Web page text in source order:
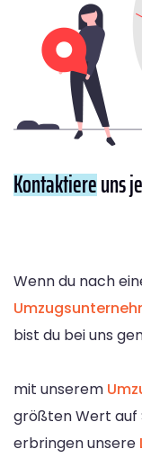
Kontaktiereuns
Wenn du nach
bist du bei uns
mit unserem
größten Wert auf
erbringen unsere